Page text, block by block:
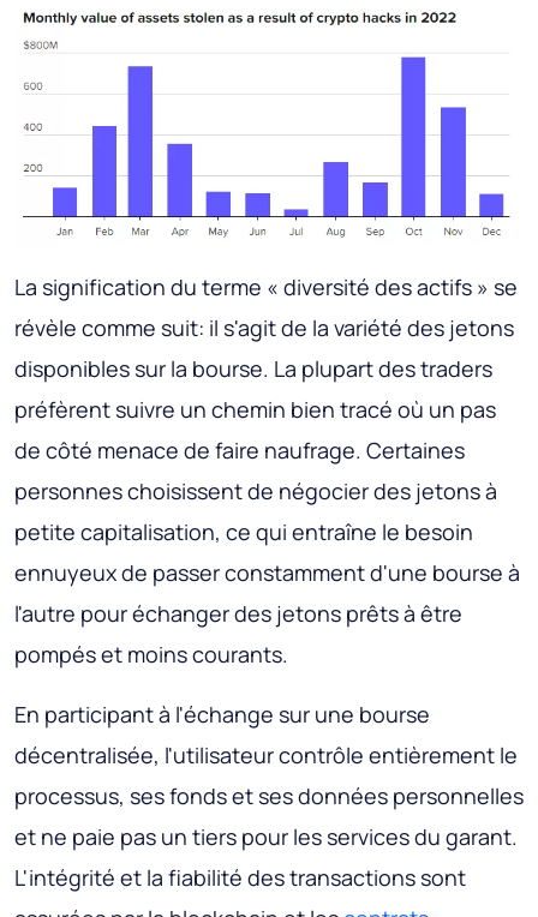
La signification du terme « diversité des actifs » se
révèle comme suit: il s'agit de la variété des jetons
disponibles sur la bourse. La plupart des traders
préfèrent suivre un chemin bien tracé où un pas
de côté menace de faire naufrage. Certaines
personnes choisissent de négocier des jetons à
petite capitalisation, ce qui entraîne le besoin
ennuyeux de passer constamment d'une bourse à
l'autre pour échanger des jetons prêts à être
pompés et moins courants.
En participant à l'échange sur une bourse
décentralisée, l'utilisateur contrôle entièrement le
processus, ses fonds et ses données personnelles
et ne paie pas un tiers pour les services du garant.
L'intégrité et la fiabilité des transactions sont